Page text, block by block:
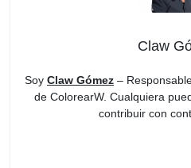
Claw
Soy Claw Gómez –
de ColorearW. Cualquiera
contribuir con